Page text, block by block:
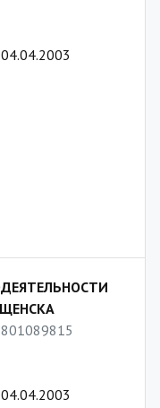
04.04.2003
04.04.2003